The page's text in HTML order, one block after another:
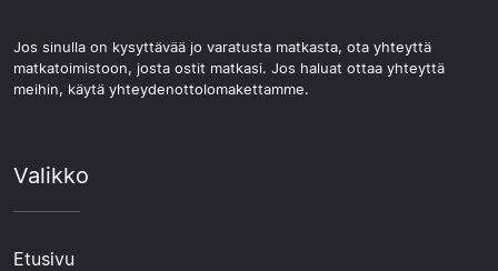
Jos sinulla on kysyttävää jo varatusta matkasta, ota yhteyttä
matkatoimistoon, josta ostit matkasi. Jos haluat ottaa yhteyttä
meihin, käytä yhteydenottolomakettamme.
Valikko
Etusivu